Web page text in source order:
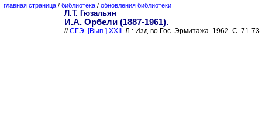
главная страница / библиотека / обновления библиотеки
Л.Т. Гюзальян
И.А. Орбели (1887-1961).
//СГЭ. [Вып.] XXII. Л.: Изд-во Гос. Эрмитажа. 1962. С. 71-73.